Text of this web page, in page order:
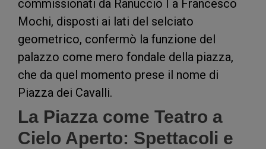
commissionati da Ranuccio I a Francesco
Mochi, disposti ai lati del selciato
geometrico, confermò la funzione del
palazzo come mero fondale della piazza,
che da quel momento prese il nome di
Piazza dei Cavalli.
La Piazza come Teatro a
Cielo Aperto: Spettacoli e